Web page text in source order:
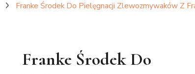
Franke Środek Do Pielęgnacji Zlewozmywaków Z
Franke Środek Do